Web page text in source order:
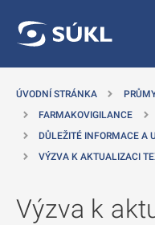
ÚVODNÍ STRÁNKA
FARMAKOVIGILANCE
DŮLEŽITÉ INFORMACE A
VÝZVA K AKTUALIZACI
Výzva k